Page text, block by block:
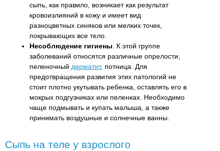
сыпь, как правило, возникает как результат
кровоизлияний в кожу и имеет вид
разноцветных синяков или мелких точек,
покрывающих все тело.
Несоблюдение гигиены . К этой группе
заболеваний относятся различные опрелости,
пеленочный дерматит, потница. Для
предотвращения развития этих патологий не
стоит плотно укутывать ребенка, оставлять его в
мокрых подгузниках или пеленках. Необходимо
чаще подмывать и купать малыша, а также
принимать воздушные и солнечные ванны.
Сыпь на теле у взрослого